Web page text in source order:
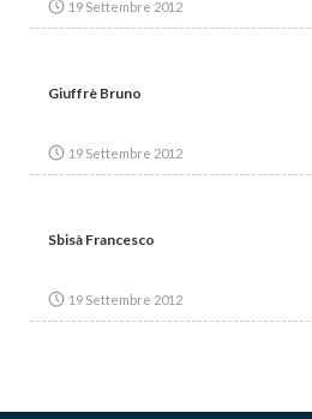
19 Settembre 2012
Giuffrè Bruno
19 Settembre 2012
Sbisà Francesco
19 Settembre 2012